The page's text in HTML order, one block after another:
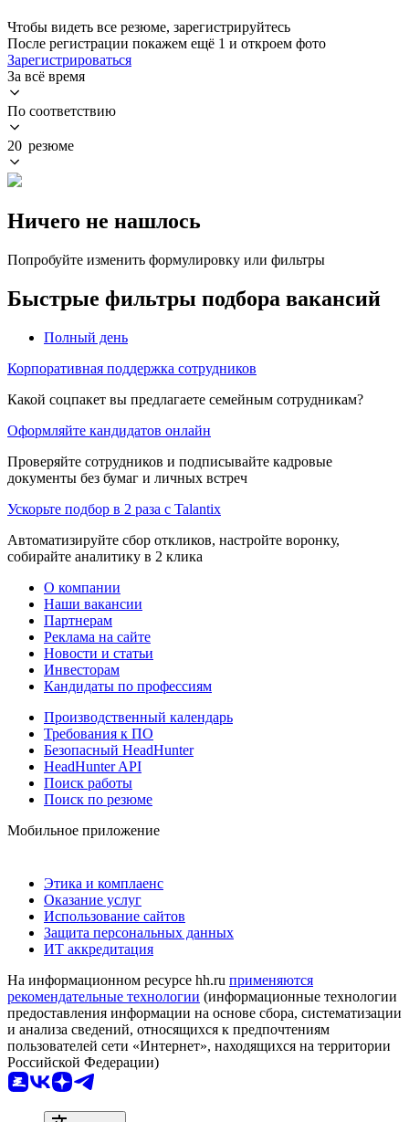
Чтобы видеть все резюме, зарегистрируйтесь
После регистрации покажем ещё 1 и откроем фото
Зарегистрироваться
За всё время
По соответствию
20 резюме
Ничего не нашлось
Попробуйте изменить формулировку или фильтры
Быстрые фильтры подбора вакансий
Полный день
Корпоративная поддержка сотрудников
Какой соцпакет вы предлагаете семейным сотрудникам?
Оформляйте кандидатов онлайн
Проверяйте сотрудников и подписывайте кадровые
документы без бумаг и личных встреч
Ускорьте подбор в 2 раза с Talantix
Автоматизируйте сбор откликов, настройте воронку,
собирайте аналитику в 2 клика
О компании
Наши вакансии
Партнерам
Реклама на сайте
Новости и статьи
Инвесторам
Кандидаты по профессиям
Производственный календарь
Требования к ПО
Безопасный HeadHunter
HeadHunter API
Поиск работы
Поиск по резюме
Мобильное приложение
Этика и комплаенс
Оказание услуг
Использование сайтов
Защита персональных данных
ИТ аккредитация
На информационном ресурсе hh.ru применяются
рекомендательные технологии (информационные технологии
предоставления информации на основе сбора, систематизации
и анализа сведений, относящихся к предпочтениям
пользователей сети «Интернет», находящихся на территории
Российской Федерации)